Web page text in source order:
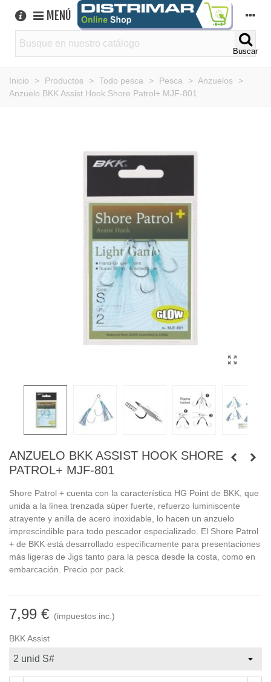
MENÚ
Buscar
Inicio > Productos > Todo pesca > Pesca > Anzuelos
>
Anzuelo BKK Assist Hook Shore Patrol+ MJF-801
ANZUELO BKK ASSIST HOOK SHORE
PATROL+ MJF-801
Shore Patrol + cuenta con la característica HG Point de BKK, que
unida a la línea trenzada súper fuerte, refuerzo luminiscente
atrayente y anilla de acero inoxidable, lo hacen un anzuelo
imprescindible para todo pescador especializado. El Shore Patrol
+ de BKK está desarrollado específicamente para presentaciones
más ligeras de Jigs tanto para la pesca desde la costa, como en
embarcación. Precio por pack.
7,99 € (impuestos inc.)
BKK Assist